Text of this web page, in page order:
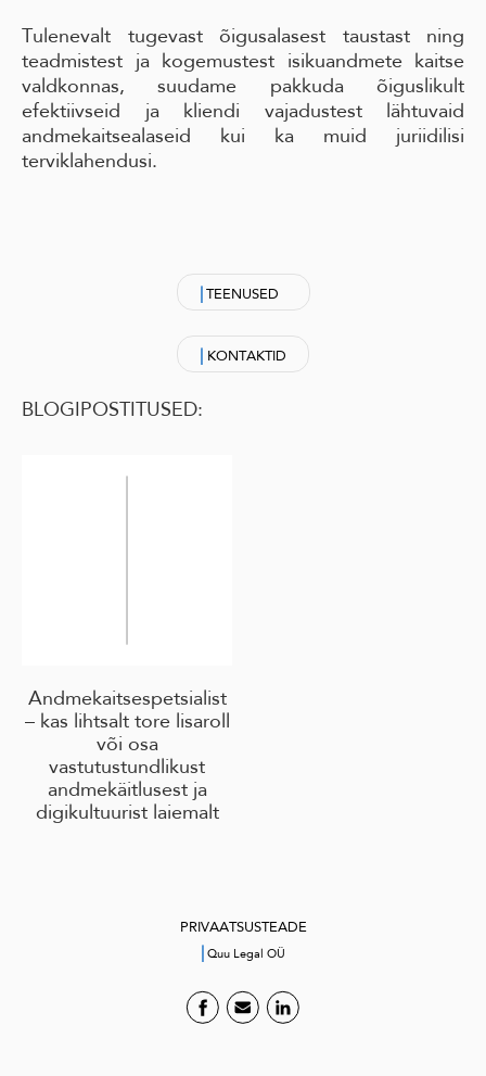
Tulenevalt tugevast õigusalasest taustast ning
teadmistest ja kogemustest isikuandmete kaitse
valdkonnas, suudame pakkuda õiguslikult
efektiivseid ja kliendi vajadustest lähtuvaid
andmekaitsealaseid kui ka muid juriidilisi
terviklahendusi.
| TEENUSED
| KONTAKTID
BLOGIPOSTITUSED:
Andmekaitsespetsialist
– kas lihtsalt tore lisaroll
või osa
vastutustundlikust
andmekäitlusest ja
digikultuurist laiemalt
PRIVAATSUSTEADE
| Quu Legal OÜ